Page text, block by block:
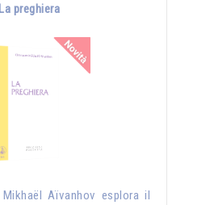
La preghiera
Aïvanhov esplora il